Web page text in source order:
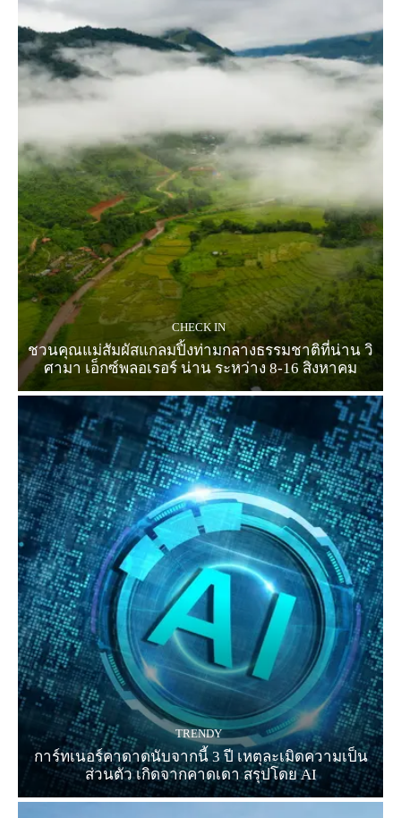
CHECK IN
ชวนคุณแม่สัมผัสแกลมปิ้งท่ามกลางธรรมชาติที่น่าน วิ
ศามา เอ็กซ์พลอเรอร์ น่าน ระหว่าง 8-16 สิงหาคม
TRENDY
การ์ทเนอร์คาดาดนับจากนี้ 3 ปี เหตุละเมิดความเป็น
ส่วนตัว เกิดจากคาดเดา สรุปโดย AI